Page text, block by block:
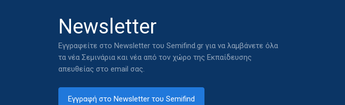
Newsletter
Εγγραφείτε στο Newsletter του Semifind.gr για να λαμβάνετε όλα
τα νέα Σεμινάρια και νέα από τον χώρο της Εκπαίδευσης
απευθείας στο email σας.
Εγγραφή στο Newsletter του Semifind